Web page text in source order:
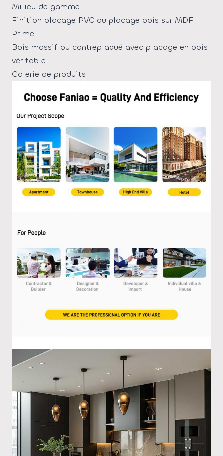
Milieu de gamme
Finition placage PVC ou placage bois sur MDF
Prime
Bois massif ou contreplaqué avec placage en bois
véritable
Galerie de produits